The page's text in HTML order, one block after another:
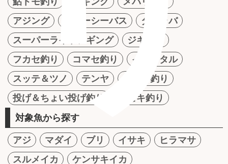
アジング
ルアーシーバス
タイラバ
スーパーライトジギング
ジギング
フカセ釣り
コマセ釣り
イカメタル
スッテ＆ツノ
テンヤ
かかり釣り
投げ＆ちょい投げ釣り
サビキ釣り
対象魚から探す
アジ マダイ ブリ イサキ
ヒラマサ
スルメイカ
ケンサキイカ